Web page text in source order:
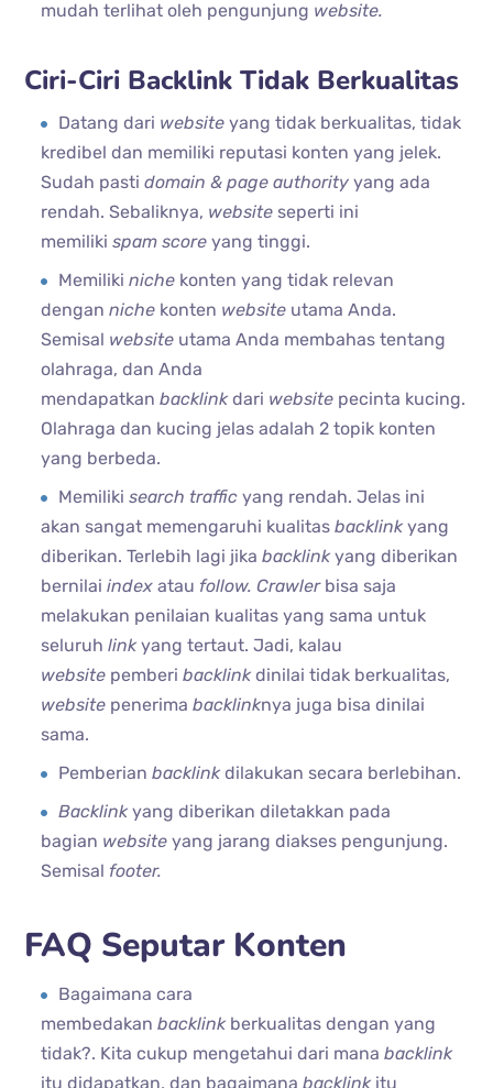
mudah terlihat oleh pengunjung website.
Ciri-Ciri Backlink Tidak Berkualitas
Datang dari websiteyang tidak berkualitas, tidak
kredibel dan memiliki reputasi konten yang jelek.
Sudah pastidomain & page authorityyang ada
rendah. Sebaliknya, websiteseperti ini
memilikispam scoreyang tinggi.
Memilikiniche konten yang tidak relevan
denganniche konten website utama Anda.
Semisal website utama Anda membahas tentang
olahraga, dan Anda
mendapatkanbacklinkdari website pecinta kucing.
Olahraga dan kucing jelas adalah 2 topik konten
yang berbeda.
Memilikisearch trafficyang rendah. Jelas ini
akan sangat memengaruhi kualitasbacklinkyang
diberikan. Terlebih lagi jikabacklinkyang diberikan
bernilaiindexatau follow. Crawler bisa saja
melakukan penilaian kualitas yang sama untuk
seluruhlinkyang tertaut. Jadi, kalau
website pemberibacklinkdinilai tidak berkualitas,
website penerimabacklinknya juga bisa dinilai
sama.
Pemberianbacklinkdilakukan secara berlebihan.
Backlinkyang diberikan diletakkan pada
bagian websiteyang jarang diakses pengunjung.
Semisal footer.
FAQ Seputar Konten
Bagaimana cara
membedakanbacklink berkualitas dengan yang
tidak?. Kita cukup mengetahui dari manabacklink
itu didapatkan, dan bagaimanabacklink itu